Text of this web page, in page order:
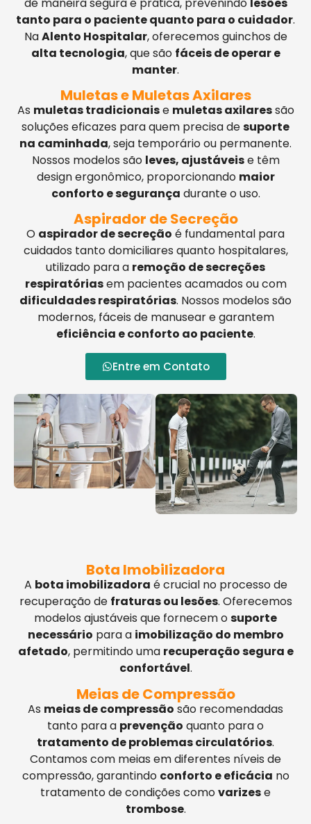
tanto para o paciente quanto para o cuidador.
NaAlento Hospitalar, oferecemos guinchos de
alta tecnologia, que são fáceis de operar e
manter.
Muletas e Muletas Axilares
As muletas tradicionaise muletas axilaressão
soluções eficazes para quem precisa desuporte
na caminhada, seja temporário ou permanente.
Nossos modelos são leves, ajustáveise têm
design ergonômico, proporcionando maior
conforto e segurança durante o uso.
Aspirador de Secreção
O aspirador de secreção é fundamental para
cuidados tanto domiciliares quanto hospitalares,
utilizado para a remoção de secreções
respiratóriasem pacientes acamados ou com
dificuldades respiratórias. Nossos modelos são
modernos, fáceis de manusear e garantem
eficiência e conforto ao paciente.
Entre em Contato
Bota Imobilizadora
A bota imobilizadora é crucial no processo de
recuperação de fraturas ou lesões. Oferecemos
modelos ajustáveis que fornecem osuporte
necessário para a imobilização do membro
afetado, permitindo uma recuperação segura e
confortável.
Meias de Compressão
As meias de compressão são recomendadas
tanto para a prevenção quanto para o
tratamento de problemas circulatórios.
Contamos com meias em diferentes níveis de
compressão, garantindo conforto e eficácia no
tratamento de condições comovarizese
trombose.